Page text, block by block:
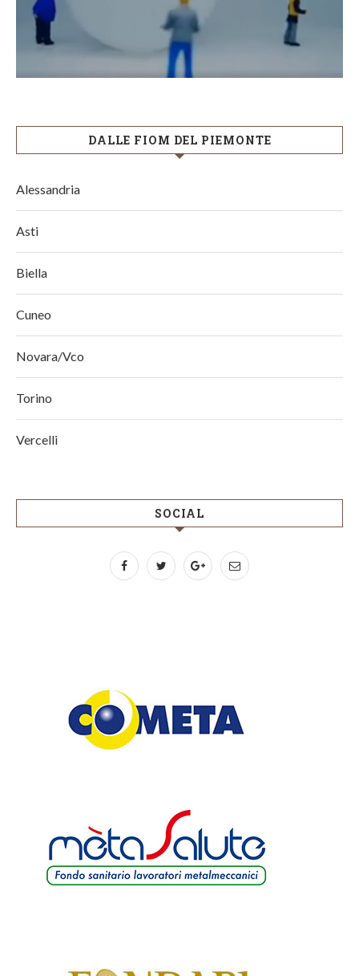
DALLE FIOM DEL PIEMONTE
Alessandria
Asti
Biella
Cuneo
Novara/Vco
Torino
Vercelli
SOCIAL